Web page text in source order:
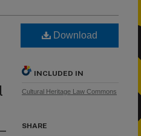
Download
INCLUDED IN
Cultural Heritage Law Commons
SHARE